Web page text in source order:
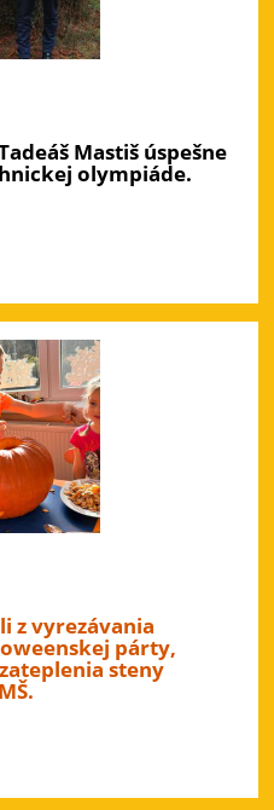
Mastiš úspešne
olympiáde.
z vyrezávania
párty,
steny